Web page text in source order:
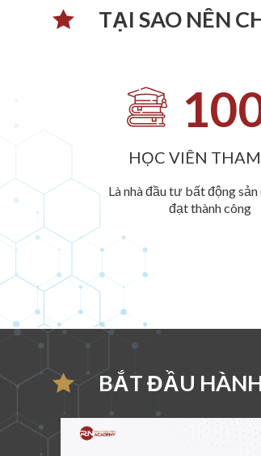
TẠI SAO NÊN
HỌC VIÊN
Là nhà đầu tư bất động sản
đạt thành công
BẮT ĐẦU